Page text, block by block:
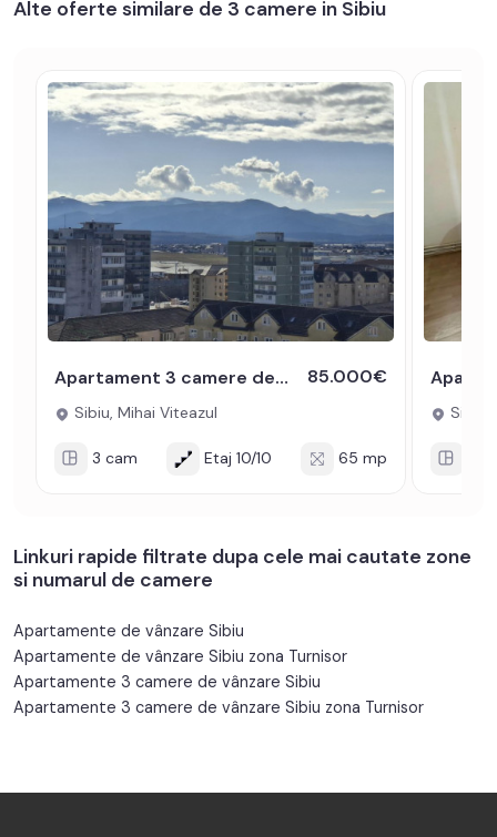
Alte oferte similare de 3 camere in Sibiu
Apartament 3 camere decomandat 65 mp zona Mihai Viteazul 85.000€
Sibiu, Mihai Viteazul
3 cam Etaj 10/10 65 mp
Sibiu,
Linkuri rapide filtrate dupa cele mai cautate zone
si numarul de camere
Apartamente de vânzare Sibiu
Apartamente de vânzare Sibiu zona Turnisor
Apartamente 3 camere de vânzare Sibiu
Apartamente 3 camere de vânzare Sibiu zona Turnisor